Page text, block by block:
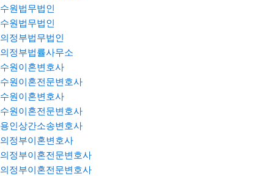
수원법무법인
수원법무법인
의정부법무법인
의정부법률사무소
수원이혼변호사
수원이혼전문변호사
수원이혼변호사
수원이혼전문변호사
용인상간소송변호사
의정부이혼변호사
의정부이혼전문변호사
의정부이혼전문변호사